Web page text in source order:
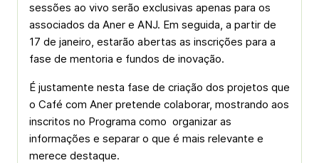
sessões ao vivo serão exclusivas apenas para os
associados da Aner e ANJ. Em seguida, a partir de
17 de janeiro, estarão abertas as inscrições para a
fase de mentoria e fundos de inovação.
É justamente nesta fase de criação dos projetos que
o Café com Aner pretende colaborar, mostrando aos
inscritos no Programa como organizar as
informações e separar o que é mais relevante e
merece destaque.